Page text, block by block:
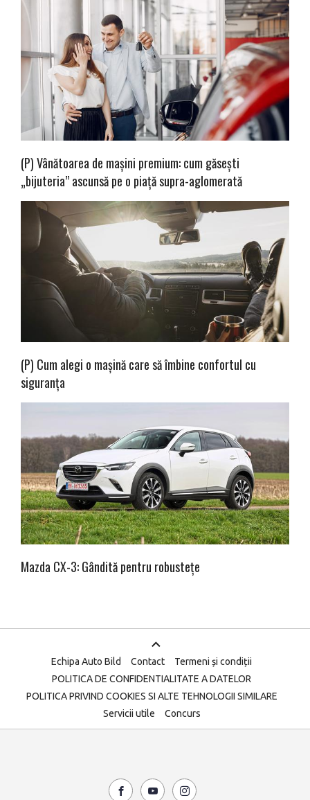
(P) Vânătoarea de mașini premium: cum găsești
„bijuteria” ascunsă pe o piață supra-aglomerată
(P) Cum alegi o mașină care să îmbine confortul cu
siguranța
Mazda CX-3: Gândită pentru robustețe
Echipa Auto Bild Contact
Termeni și condiții
POLITICA DE CONFIDENTIALITATE A DATELOR
POLITICA PRIVIND COOKIES SI ALTE TEHNOLOGII SIMILARE
Servicii utile
Concurs